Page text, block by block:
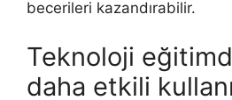
becerileri kazandırabilir.
Teknoloji
daha etkili